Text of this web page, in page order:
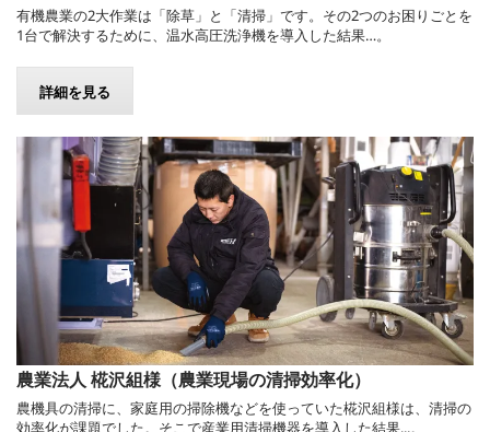
有機農業の2大作業は「除草」と「清掃」です。その2つのお困りごとを
1台で解決するために、温水高圧洗浄機を導入した結果…。
詳細を見る
農業法人 椛沢組様（農業現場の清掃効率化）
農機具の清掃に、家庭用の掃除機などを使っていた椛沢組様は、清掃の
効率化が課題でした。そこで産業用清掃機器を導入した結果...。